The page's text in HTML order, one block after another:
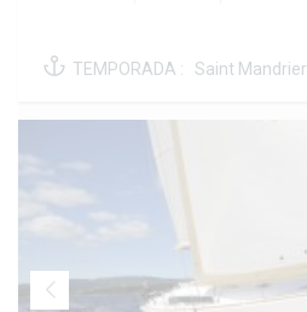
TEMPORADA : Saint Mandrier